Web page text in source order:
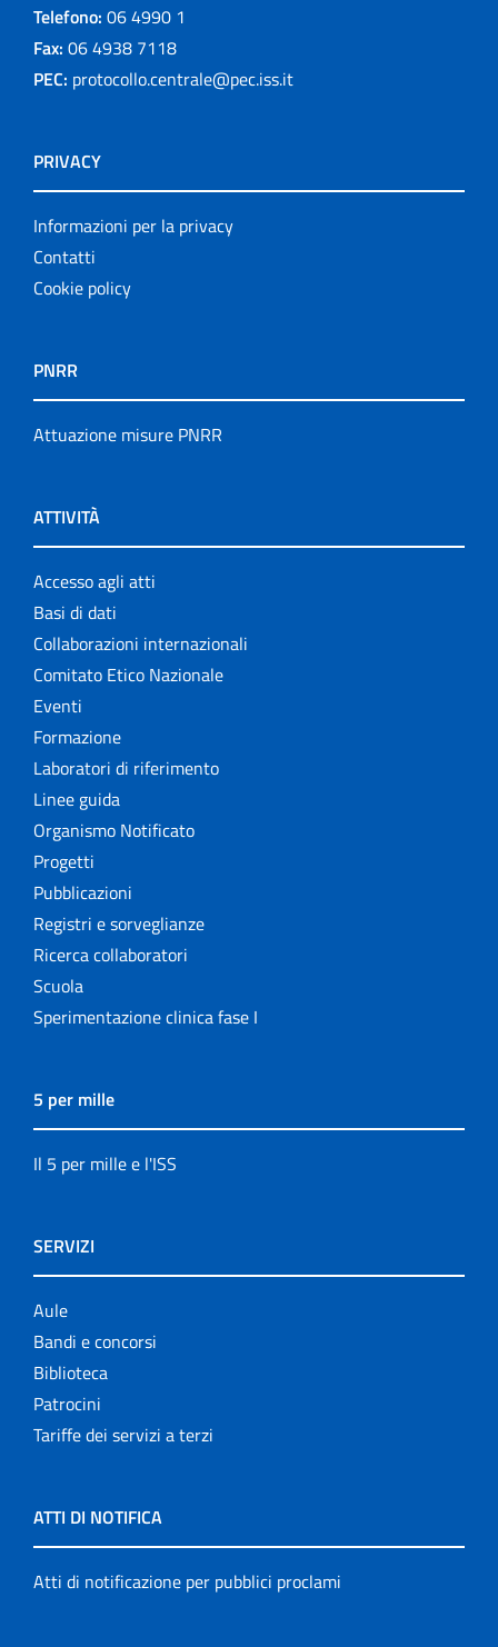
Telefono: 06 4990 1
Fax: 06 4938 7118
PEC: protocollo.centrale@pec.iss.it
PRIVACY
Informazioni per la privacy
Contatti
Cookie policy
PNRR
Attuazione misure PNRR
ATTIVITÀ
Accesso agli atti
Basi di dati
Collaborazioni internazionali
Comitato Etico Nazionale
Eventi
Formazione
Laboratori di riferimento
Linee guida
Organismo Notificato
Progetti
Pubblicazioni
Registri e sorveglianze
Ricerca collaboratori
Scuola
Sperimentazione clinica fase I
5 per mille
Il 5 per mille e l'ISS
SERVIZI
Aule
Bandi e concorsi
Biblioteca
Patrocini
Tariffe dei servizi a terzi
ATTI DI NOTIFICA
Atti di notificazione per pubblici proclami